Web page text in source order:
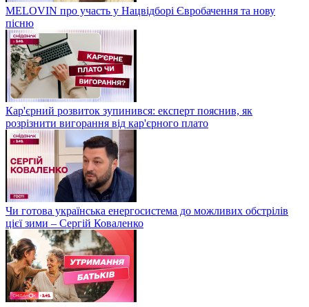
MELOVIN про участь у Нацвідборі Євробачення та нову
пісню
Кар'єрний розвиток зупинився: експерт пояснив, як
розрізнити вигорання від кар'єрного плато
Чи готова українська енергосистема до можливих обстрілів
цієї зими – Сергій Коваленко